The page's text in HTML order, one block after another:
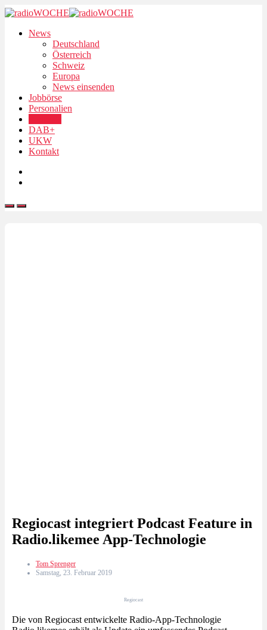
News
Deutschland
Österreich
Schweiz
Europa
News einsenden
Jobbörse
Personalien
DAB+
UKW
Kontakt
Regiocast integriert Podcast Feature in
Radio.likemee App-Technologie
Tom Sprenger
Samstag, 23. Februar 2019
Regiocast
Die von Regiocast entwickelte Radio-App-Technologie